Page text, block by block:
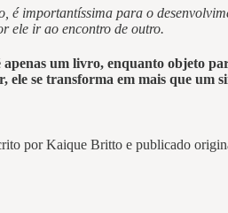
é importantíssima para o
ele ir ao encontro de outro.
um livro, enquanto objeto
ele se transforma em mais que um
por Kaique Britto e publicado